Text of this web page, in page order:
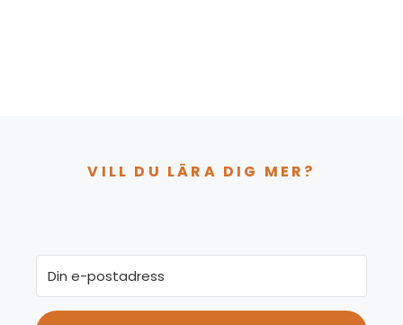
VILL DU LÄRA DIG MER?